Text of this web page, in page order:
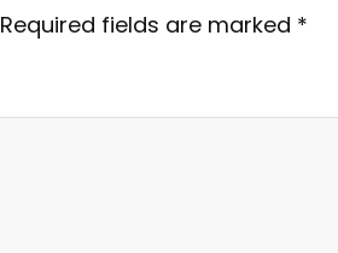
Required fields are marked *